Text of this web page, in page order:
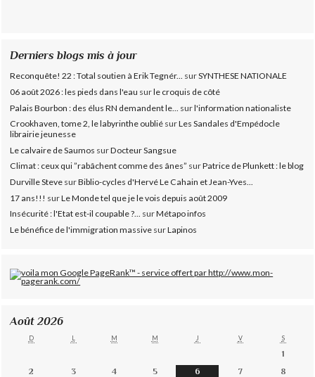
Derniers blogs mis à jour
Reconquête! 22 : Total soutien à Erik Tegnér... surSYNTHESE NATIONALE
06 août 2026 : les pieds dans l'eau surle croquis de côté
Palais Bourbon : des élus RN demandent le...
surl'information nationaliste
Crookhaven, tome 2, le labyrinthe oublié surLes Sandales d'Empédocle
librairie jeunesse
Le calvaire de Saumos surDocteur Sangsue
Climat : ceux qui ”rabâchent comme des ânes” surPatrice de Plunkett : le blog
Durville Steve surBiblio-cycles d'Hervé Le Cahain et Jean-Yves...
17 ans!!! surLe Monde tel que je le vois depuis août 2009
Insécurité : l'Etat est-il coupable ?... surMétapo infos
Le bénéfice de l'immigration massive surLapinos
Août 2026
D L M M J V S
1
2
3 4 5 6 7
8